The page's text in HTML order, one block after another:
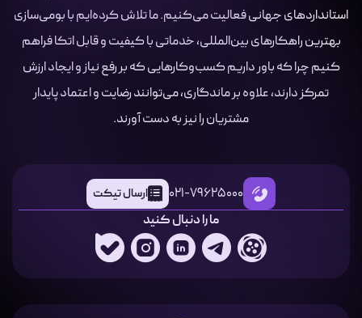
استانداردهای جهانی فعالیت می‌کنیم. ما تلاش کرده‌ایم با بومی‌سازی
بهترین راهکارهای بین‌المللی، خدماتی با کیفیت و قابل اتکا فراهم
کنیم چرا که باور داریم کسب‌وکارهایی که بر رفع نیاز و ایجاد ارزش
تمرکز دارند، علاوه بر ماندگاری، می‌توانند رضایت و اعتماد پایدار
مشتریان را نیز به دست آورند.
021-79625000 ارسال تیکت
ما را دنبال کنید